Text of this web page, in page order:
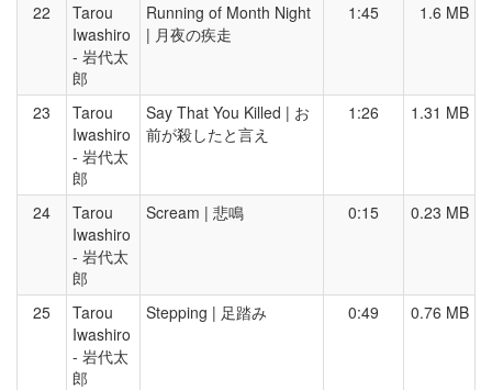
22
Tarou
Iwashiro
- 岩代太
郎
Running of Month Night
| 月夜の疾走
1:45 1.6 MB
23
Tarou
Iwashiro
- 岩代太
郎
Say That You Killed | お
前が殺したと言え
1:26 1.31 MB
24
Tarou
Iwashiro
- 岩代太
郎
Scream | 悲鳴 0:15 0.23 MB
25
Tarou
Iwashiro
- 岩代太
郎
Stepping | 足踏み 0:49 0.76 MB